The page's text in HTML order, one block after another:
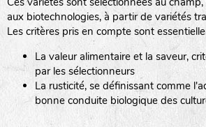
aux biotechnologies, à partir de variétés
Les critères pris en compte sont
La valeur alimentaire et la saveur,
par les sélectionneurs
La rusticité, se définissant comme
bonne conduite biologique des
www.grainesdelpais.com
JARDIN EN’VIE (JEV)
LA BOITE A GRAINES (LBAG)
Légumes racines
Plantes aromatiques